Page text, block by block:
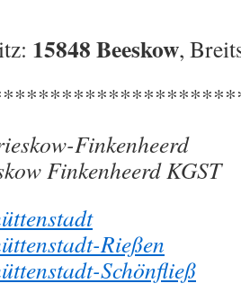
15848 Beeskow,
Finkenheerd
Finkenheerd KGST
Rießen
Schönfließ